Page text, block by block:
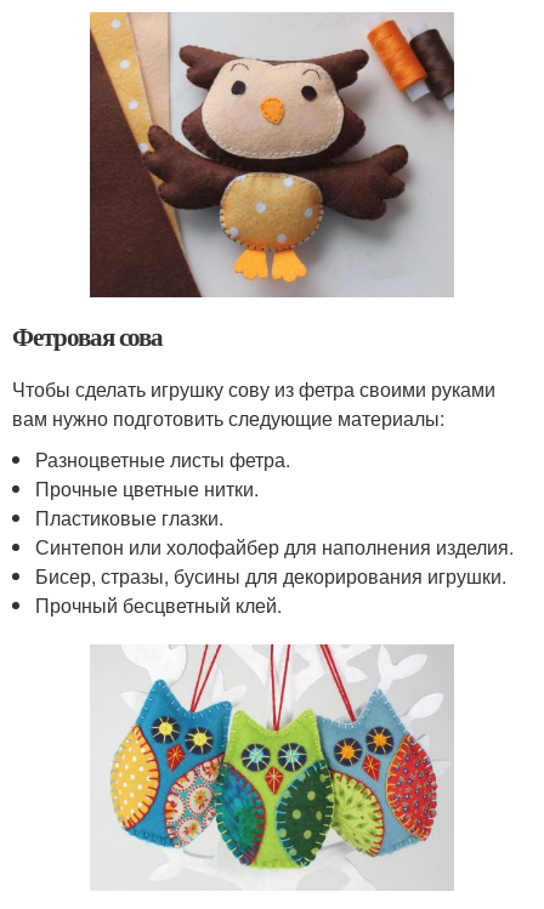
Фетровая сова
Чтобы сделать игрушку сову из фетра своими руками
вам нужно подготовить следующие материалы:
Разноцветные листы фетра.
Прочные цветные нитки.
Пластиковые глазки.
Синтепон или холофайбер для наполнения изделия.
Бисер, стразы, бусины для декорирования игрушки.
Прочный бесцветный клей.